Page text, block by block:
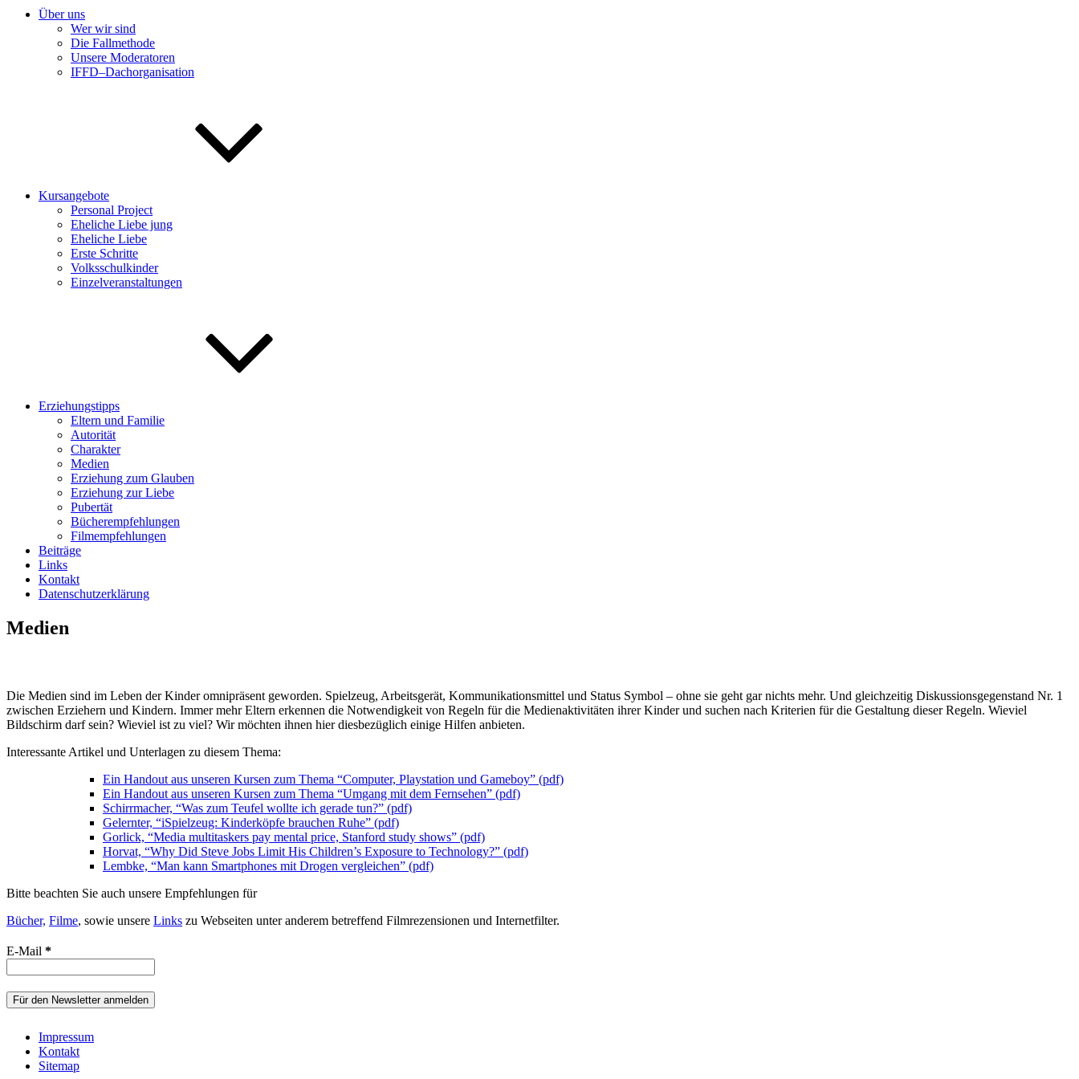
Über uns
Wer wir sind
Die Fallmethode
Unsere Moderatoren
IFFD–Dachorganisation
Kursangebote
Personal Project
Eheliche Liebe jung
Eheliche Liebe
Erste Schritte
Volksschulkinder
Einzelveranstaltungen
Erziehungstipps
Eltern und Familie
Autorität
Charakter
Medien
Erziehung zum Glauben
Erziehung zur Liebe
Pubertät
Bücherempfehlungen
Filmempfehlungen
Beiträge
Links
Kontakt
Datenschutzerklärung
Medien
Die Medien sind im Leben der Kinder omnipräsent geworden. Spielzeug, Arbeitsgerät, Kommunikationsmittel und Status Symbol – ohne sie geht gar nichts mehr. Und gleichzeitig Diskussionsgegenstand Nr. 1
zwischen Erziehern und Kindern. Immer mehr Eltern erkennen die Notwendigkeit von Regeln für die Medienaktivitäten ihrer Kinder und suchen nach Kriterien für die Gestaltung dieser Regeln. Wieviel
Bildschirm darf sein? Wieviel ist zu viel? Wir möchten ihnen hier diesbezüglich einige Hilfen anbieten.
Interessante Artikel und Unterlagen zu diesem Thema:
Ein Handout aus unseren Kursen zum Thema “Computer, Playstation und Gameboy” (pdf)
Ein Handout aus unseren Kursen zum Thema “Umgang mit dem Fernsehen” (pdf)
Schirrmacher, “Was zum Teufel wollte ich gerade tun?” (pdf)
Gelernter, “iSpielzeug: Kinderköpfe brauchen Ruhe” (pdf)
Gorlick, “Media multitaskers pay mental price, Stanford study shows” (pdf)
Horvat, “Why Did Steve Jobs Limit His Children’s Exposure to Technology?” (pdf)
Lembke, “Man kann Smartphones mit Drogen vergleichen” (pdf)
Bitte beachten Sie auch unsere Empfehlungen für
Bücher, Filme, sowie unsere Links zu Webseiten unter anderem betreffend Filmrezensionen und Internetfilter.
E-Mail *
Impressum
Kontakt
Sitemap